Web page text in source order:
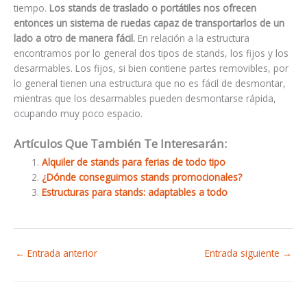
tiempo. Los stands de traslado o portátiles nos ofrecen
entonces un sistema de ruedas capaz de transportarlos de un
lado a otro de manera fácil. En relación a la estructura
encontramos por lo general dos tipos de stands, los fijos y los
desarmables. Los fijos, si bien contiene partes removibles, por
lo general tienen una estructura que no es fácil de desmontar,
mientras que los desarmables pueden desmontarse rápida,
ocupando muy poco espacio.
Artículos Que También Te Interesarán:
Alquiler de stands para ferias de todo tipo
¿Dónde conseguimos stands promocionales?
Estructuras para stands: adaptables a todo
← Entrada anterior Entrada siguiente →